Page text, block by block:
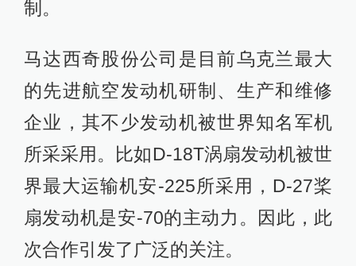
制。
马达西奇股份公司是目前乌克兰最大
的先进航空发动机研制、生产和维修
企业，其不少发动机被世界知名军机
所采采用。比如D-18T涡扇发动机被世
界最大运输机安-225所采用，D-27桨
扇发动机是安-70的主动力。因此，此
次合作引发了广泛的关注。